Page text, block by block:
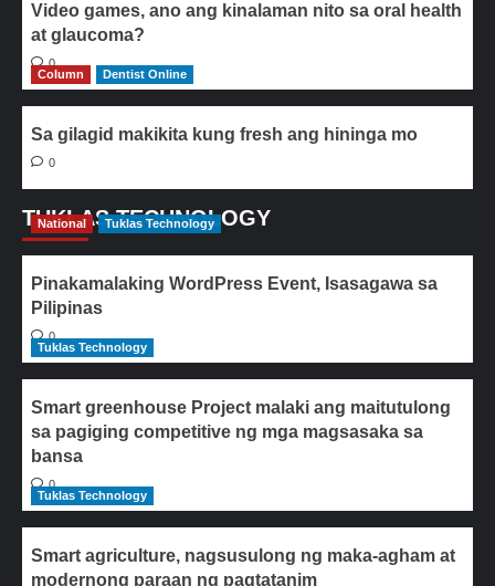
Video games, ano ang kinalaman nito sa oral health
at glaucoma?
0
Column
Dentist Online
Sa gilagid makikita kung fresh ang hininga mo
0
TUKLAS TECHNOLOGY
National Tuklas Technology
Pinakamalaking WordPress Event, Isasagawa sa
Pilipinas
0
Tuklas Technology
Smart greenhouse Project malaki ang maitutulong
sa pagiging competitive ng mga magsasaka sa
bansa
0
Tuklas Technology
Smart agriculture, nagsusulong ng maka-agham at
modernong paraan ng pagtatanim